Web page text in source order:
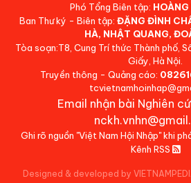
Phó Tổng Biên tập: HOÀNG
Ban Thư ký - Biên tập: ĐẶNG ĐÌNH
HÀ, NHẬT QUANG,
Tòa soạn:T8, Cung Trí thức Thành phố,
Giấy, Hà Nội.
Truyền thông - Quảng cáo:
Email nhận bài Nghiên
Ghi rõ nguồn "Việt Nam Hội Nhập" khi
Kênh RSS
Designed & developed by